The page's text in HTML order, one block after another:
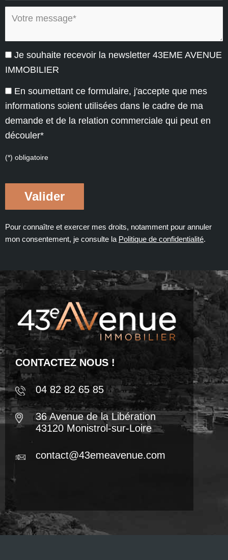
Votre message* :
Je souhaite recevoir la newsletter 43EME AVENUE
IMMOBILIER
En soumettant ce formulaire, j'accepte que mes
informations soient utilisées dans le cadre de ma
demande et de la relation commerciale qui peut en
découler*
(*) obligatoire
Pour connaître et exercer mes droits, notamment pour annuler
mon consentement, je consulte la Politique de confidentialité.
CONTACTEZ NOUS !
04 82 82 65 85
36 Avenue de la Libération
43120 Monistrol-sur-Loire
contact@43emeavenue.com